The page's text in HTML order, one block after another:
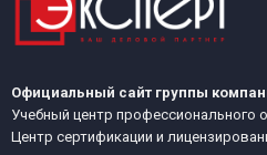
Официальный сайт группы
Учебный центр профессионального
Центр сертификации и